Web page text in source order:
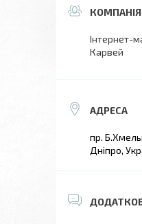
Інтернет-
Карвей
пр.
Дніпро,